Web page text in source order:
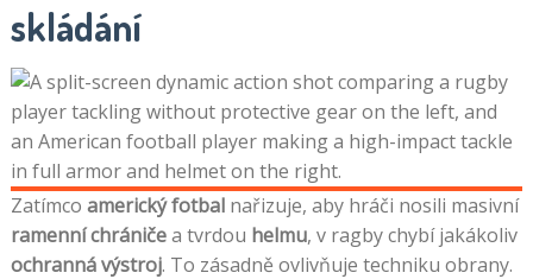
skládání
Zatímco americký fotbalnařizuje, aby hráči nosili masivní
ramenní chráničea tvrdou helmu, v ragby chybí jakákoliv
ochranná výstroj. To zásadně ovlivňuje techniku obrany.